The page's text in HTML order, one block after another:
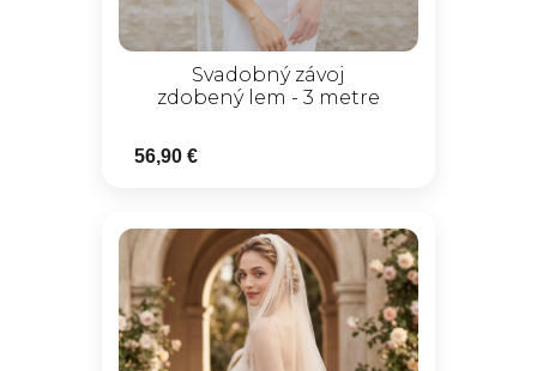
Svadobný závoj
zdobený lem - 3 metre
56,90 €